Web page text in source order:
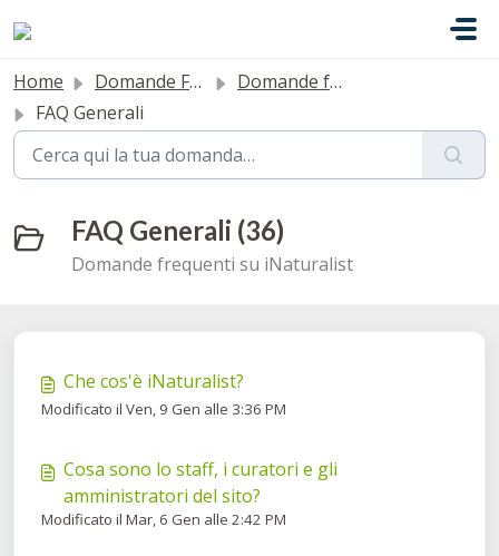
Home Domande Frequenti (FAQ)
Domande frequenti
FAQ Generali
FAQ Generali (36)
Domande frequenti su iNaturalist
Che cos'è iNaturalist?
Modificato il Ven, 9 Gen alle 3:36 PM
Cosa sono lo staff, i curatori e gli
amministratori del sito?
Modificato il Mar, 6 Gen alle 2:42 PM